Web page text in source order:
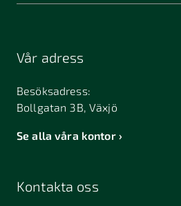
Vår adress
Besöksadress:
Bollgatan 3B, Växjö
Se alla våra kontor
Kontakta oss